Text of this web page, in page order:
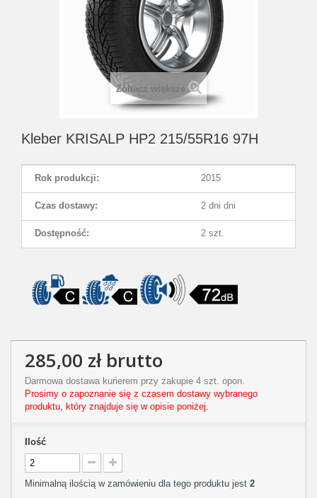
Zobacz większe
Kleber KRISALP HP2 215/55R16 97H
Rok produkcji: 2015
Czas dostawy: 2 dni dni
Dostępność: 2 szt.
285,00 złbrutto
Darmowa dostawa kurierem przy zakupie 4 szt. opon.
Prosimy o zapoznanie się z czasem dostawy wybranego
produktu, który znajduje się w opisie poniżej.
Ilość
Minimalną ilością w zamówieniu dla tego produktu jest 2